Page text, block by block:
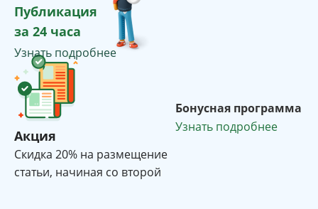
Публикация
за 24 часа
Узнать подробнее
Акция
Cкидка 20% на размещение
статьи, начиная со второй
Бонусная программа
Узнать подробнее